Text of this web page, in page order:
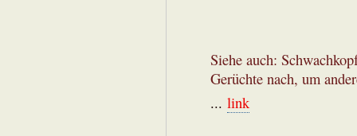
Siehe auch:
Gerüchte nach, um
... link